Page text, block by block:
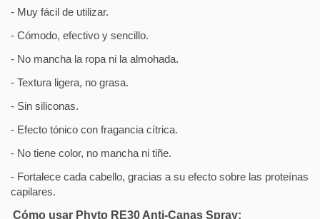
- Muy fácil de utilizar.
- Cómodo, efectivo y sencillo.
- No mancha la ropa ni la almohada.
- Textura ligera, no grasa.
- Sin siliconas.
- Efecto tónico con fragancia cítrica.
- No tiene color, no mancha ni tiñe.
- Fortalece cada cabello, gracias a su efecto sobre las proteínas
capilares.
Cómo usar Phyto RE30 Anti-Canas Spray: